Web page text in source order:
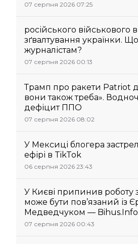
07 серпня 2026 07:25
російського військового
зґвалтування українки.
журналістам?
07 серпня 2026 00:13
Трамп про ракети Patriot
вони також треба».
дефіцит ППО
07 серпня 2026 08:02
У Мексиці блогера
ефірі в TikTok
06 серпня 2026 23:43
У Києві припинив роботу
може бути пов’язаний із
Медведчуком — Bihus.Info
07 серпня 2026 00:43